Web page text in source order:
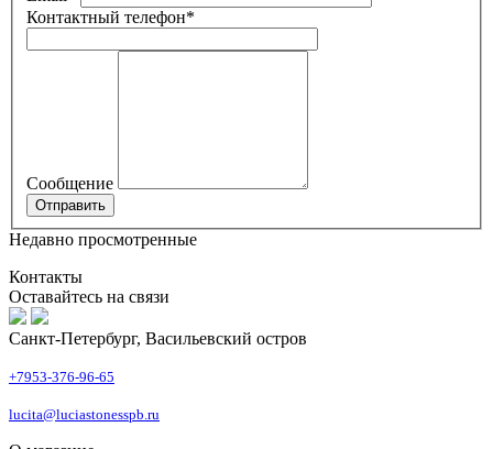
Контактный телефон*
Сообщение
Недавно просмотренные
Контакты
Оставайтесь на связи
Санкт-Петербург, Васильевский остров
+7953-376-96-65
lucita@luciastonesspb.ru